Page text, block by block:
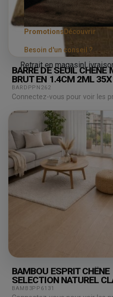
Promotions Découvrir
Besoin d'un conseil ?
Retrait en magasin
BARRE DE SEUIL CHÊNE
BRUT EN 1.4CM 2ML
BARDPPN262
Connectez-vous pour voir les
BAMBOU ESPRIT CHÊNE
SELECTION NATUREL
158X15X2000MM
BAMB3PP6131